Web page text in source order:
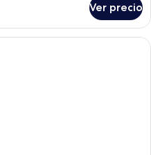
Ver precio
Habitación de hotel con cama,